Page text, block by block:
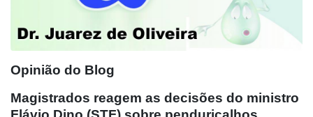
Opinião do Blog
Magistrados reagem as decisões do ministro